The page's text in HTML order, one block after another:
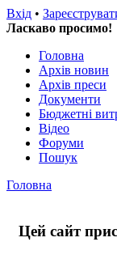
Вхід •
Ласкаво просимо!
Головна
Архів новин
Архів преси
Документи
Бюджетні
Відео
Форуми
Пошук
Головна
Цей сайт